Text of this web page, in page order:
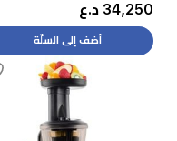
34,250 د.ع
أضف إلى السلّة